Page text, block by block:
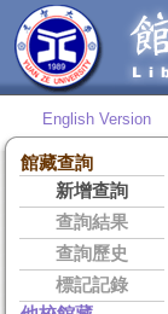
English Version
館藏查詢
新增查詢
查詢結果
查詢歷史
標記記錄